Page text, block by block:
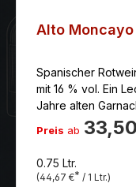
Alto
Spanischer
mit 16 % vol. Ein
Jahre alten
Preis ab
0.75 Ltr.
(44,67 €* / 1 Ltr.)